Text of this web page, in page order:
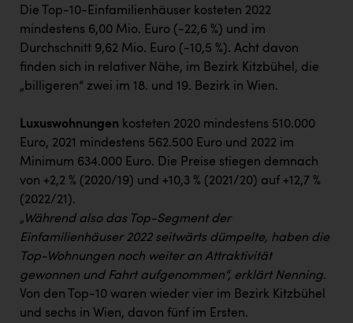
Die Top-10-Einfamilienhäuser kosteten 2022
mindestens 6,00 Mio. Euro (-22,6 %) und im
Durchschnitt 9,62 Mio. Euro (-10,5 %). Acht davon
finden sich in relativer Nähe, im Bezirk Kitzbühel, die
„billigeren“ zwei im 18. und 19. Bezirk in Wien.
Luxuswohnungen kosteten 2020 mindestens 510.000
Euro, 2021 mindestens 562.500 Euro und 2022 im
Minimum 634.000 Euro. Die Preise stiegen demnach
von +2,2 % (2020/19) und +10,3 % (2021/20) auf +12,7 %
(2022/21).
„Während also das Top-Segment der
Einfamilienhäuser 2022 seitwärts dümpelte, haben die
Top-Wohnungen noch weiter an Attraktivität
gewonnen und Fahrt aufgenommen“, erklärt Nenning.
Von den Top-10 waren wieder vier im Bezirk Kitzbühel
und sechs in Wien, davon fünf im Ersten.